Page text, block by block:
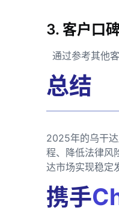
3. 客户口
通过参考其他
总结
2025年的乌干
程、降低法律风
达市场实现稳定
携手